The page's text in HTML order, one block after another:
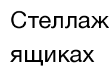
ящиках